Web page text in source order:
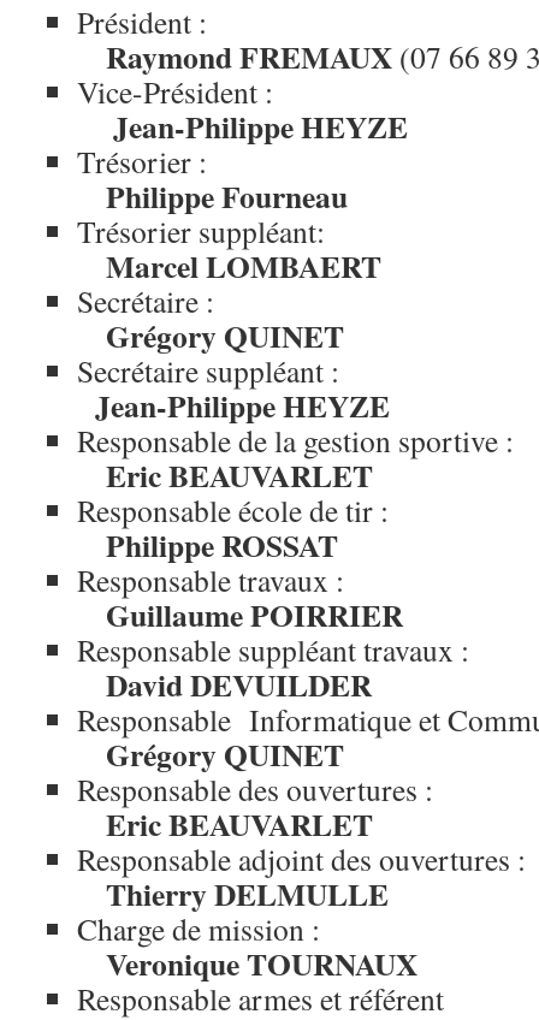
Président :
Raymond FREMAUX (07 66 89
Vice-Président :
Jean-Philippe HEYZE
Trésorier :
Philippe Fourneau
Trésorier suppléant:
Marcel LOMBAERT
Secrétaire :
Grégory QUINET
Secrétaire suppléant :
Jean-Philippe HEYZE
Responsable de la gestion sportive :
Eric BEAUVARLET
Responsable école de tir :
Philippe ROSSAT
Responsable travaux :
Guillaume POIRRIER
Responsable suppléant travaux :
David DEVUILDER
Responsable Informatique et
Grégory QUINET
Responsable des ouvertures :
Eric BEAUVARLET
Responsable adjoint des ouvertures :
Thierry DELMULLE
Charge de mission :
Veronique TOURNAUX
Responsable armes et référent